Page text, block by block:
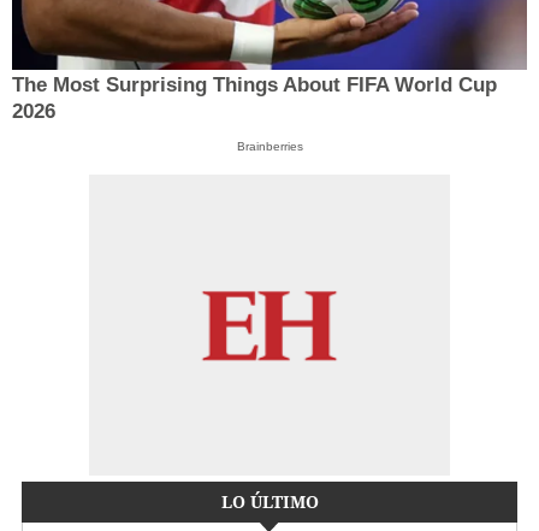
The Most Surprising Things About FIFA World Cup
2026
Brainberries
LO ÚLTIMO